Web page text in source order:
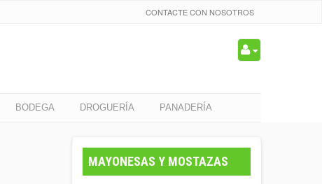
CONTACTE CON NOSOTROS
BODEGA DROGUERÍA PANADERÍA
MAYONESAS Y MOSTAZAS